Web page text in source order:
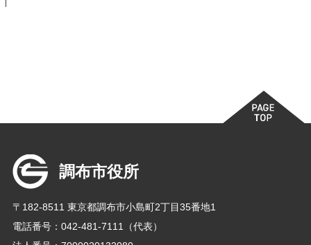
調布市役所
〒182-8511 東京都調布市小島町2丁目35番地1
電話番号：042-481-7111（代表）